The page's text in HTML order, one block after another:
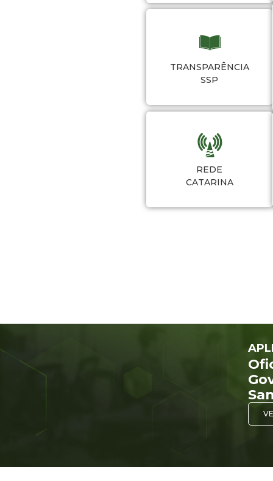
TRANSPARÊNCIA
SSP
REDE
CATARINA